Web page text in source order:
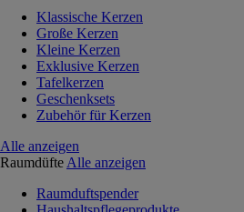
Klassische Kerzen
Große Kerzen
Kleine Kerzen
Exklusive Kerzen
Tafelkerzen
Geschenksets
Zubehör für Kerzen
Alle anzeigen
Raumdüfte Alle anzeigen
Raumduftspender